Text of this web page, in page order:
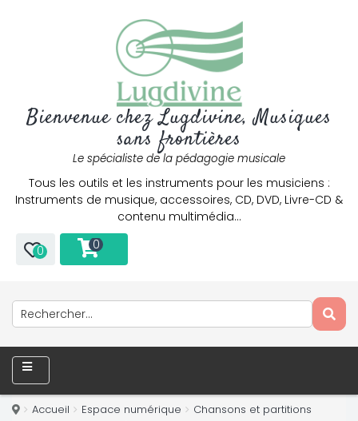
Bienvenue chez Lugdivine, Musiques
sans frontières
Le spécialiste de la pédagogie musicale
Tous les outils et les instruments pour les musiciens :
Instruments de musique, accessoires, CD, DVD, Livre-CD &
contenu multimédia…
0 0
Accueil Espace numérique
Chansons et partitions